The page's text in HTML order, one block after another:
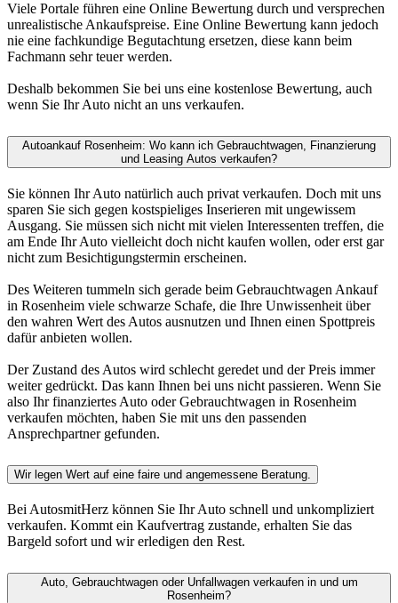
Viele Portale führen eine Online Bewertung durch und versprechen
unrealistische Ankaufspreise. Eine Online Bewertung kann jedoch
nie eine fachkundige Begutachtung ersetzen, diese kann beim
Fachmann sehr teuer werden.
Deshalb bekommen Sie bei uns eine kostenlose Bewertung, auch
wenn Sie Ihr Auto nicht an uns verkaufen.
Autoankauf Rosenheim: Wo kann ich Gebrauchtwagen, Finanzierung
und Leasing Autos verkaufen?
Sie können Ihr Auto natürlich auch privat verkaufen. Doch mit uns
sparen Sie sich gegen kostspieliges Inserieren mit ungewissem
Ausgang. Sie müssen sich nicht mit vielen Interessenten treffen, die
am Ende Ihr Auto vielleicht doch nicht kaufen wollen, oder erst gar
nicht zum Besichtigungstermin erscheinen.
Des Weiteren tummeln sich gerade beim Gebrauchtwagen Ankauf
in Rosenheim viele schwarze Schafe, die Ihre Unwissenheit über
den wahren Wert des Autos ausnutzen und Ihnen einen Spottpreis
dafür anbieten wollen.
Der Zustand des Autos wird schlecht geredet und der Preis immer
weiter gedrückt. Das kann Ihnen bei uns nicht passieren. Wenn Sie
also Ihr finanziertes Auto oder Gebrauchtwagen in Rosenheim
verkaufen möchten, haben Sie mit uns den passenden
Ansprechpartner gefunden.
Wir legen Wert auf eine faire und angemessene Beratung.
Bei AutosmitHerz können Sie Ihr Auto schnell und unkompliziert
verkaufen. Kommt ein Kaufvertrag zustande, erhalten Sie das
Bargeld sofort und wir erledigen den Rest.
Auto, Gebrauchtwagen oder Unfallwagen verkaufen in und um
Rosenheim?